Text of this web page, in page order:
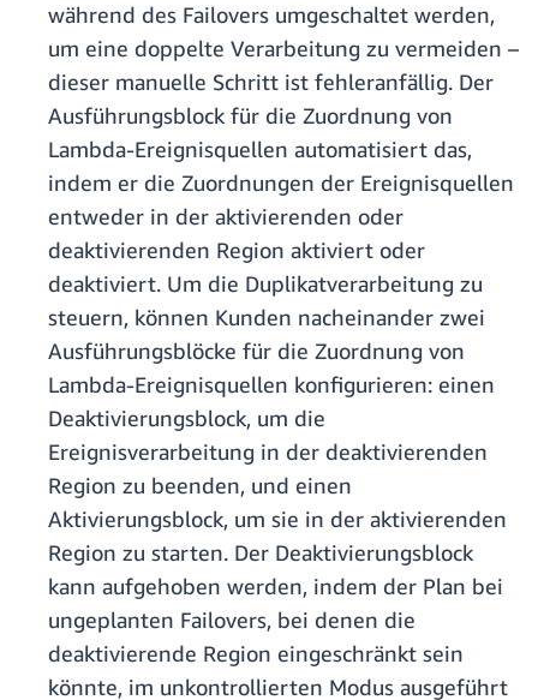
während des Failovers umgeschaltet werden,
um eine doppelte Verarbeitung zu vermeiden –
dieser manuelle Schritt ist fehleranfällig. Der
Ausführungsblock für die Zuordnung von
Lambda-Ereignisquellen automatisiert das,
indem er die Zuordnungen der Ereignisquellen
entweder in der aktivierenden oder
deaktivierenden Region aktiviert oder
deaktiviert. Um die Duplikatverarbeitung zu
steuern, können Kunden nacheinander zwei
Ausführungsblöcke für die Zuordnung von
Lambda-Ereignisquellen konfigurieren: einen
Deaktivierungsblock, um die
Ereignisverarbeitung in der deaktivierenden
Region zu beenden, und einen
Aktivierungsblock, um sie in der aktivierenden
Region zu starten. Der Deaktivierungsblock
kann aufgehoben werden, indem der Plan bei
ungeplanten Failovers, bei denen die
deaktivierende Region eingeschränkt sein
könnte, im unkontrollierten Modus ausgeführt